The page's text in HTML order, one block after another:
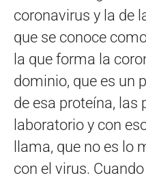
coronavirus y la de
que se conoce
la que forma la
dominio, que es un
de esa proteína, las
laboratorio y con
llama, que no es lo
con el virus.